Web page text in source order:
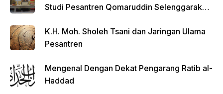
Studi Pesantren Qomaruddin Selenggarakan
K.H. Moh. Sholeh Tsani dan Jaringan Ulama
Pesantren
Mengenal Dengan Dekat Pengarang Ratib al-
Haddad